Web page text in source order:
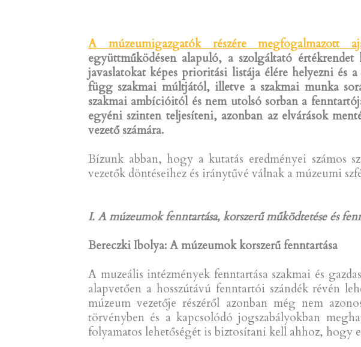
A múzeumigazgatók részére megfogalmazott
együttműködésen alapuló, a szolgáltató
javaslatokat képes prioritási listája élére helyezni és
függ szakmai múltjától, illetve a szakmai munka
szakmai ambícióitól és nem utolsó sorban a
egyéni szinten teljesíteni, azonban az elvárások
vezető számára.
Bízunk abban, hogy a kutatás eredményei számos
vezetők döntéseihez és iránytűvé válnak a múzeumi
I. A múzeumok fenntartása, korszerű működtetése és
Bereczki Ibolya: A múzeumok korszerű fenntartása
A muzeális intézmények fenntartása szakmai és
alapvetően a hosszútávú fenntartói szándék révén
múzeum vezetője részéről azonban még nem
törvényben és a kapcsolódó jogszabályokban
folyamatos lehetőségét is biztosítani kell ahhoz, hogy